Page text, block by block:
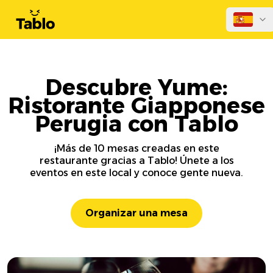
Descubre Yume:
Ristorante Giapponese
Perugia con Tablo
¡Más de 10 mesas creadas en este
restaurante gracias a Tablo! Únete a los
eventos en este local y conoce gente nueva.
Organizar una mesa